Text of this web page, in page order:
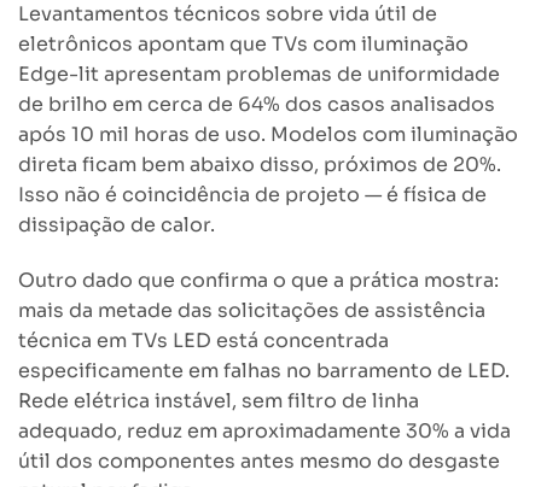
Levantamentos técnicos sobre vida útil de
eletrônicos apontam que TVs com iluminação
Edge-lit apresentam problemas de uniformidade
de brilho em cerca de 64% dos casos analisados
após 10 mil horas de uso. Modelos com iluminação
direta ficam bem abaixo disso, próximos de 20%.
Isso não é coincidência de projeto — é física de
dissipação de calor.
Outro dado que confirma o que a prática mostra:
mais da metade das solicitações de assistência
técnica em TVs LED está concentrada
especificamente em falhas no barramento de LED.
Rede elétrica instável, sem filtro de linha
adequado, reduz em aproximadamente 30% a vida
útil dos componentes antes mesmo do desgaste